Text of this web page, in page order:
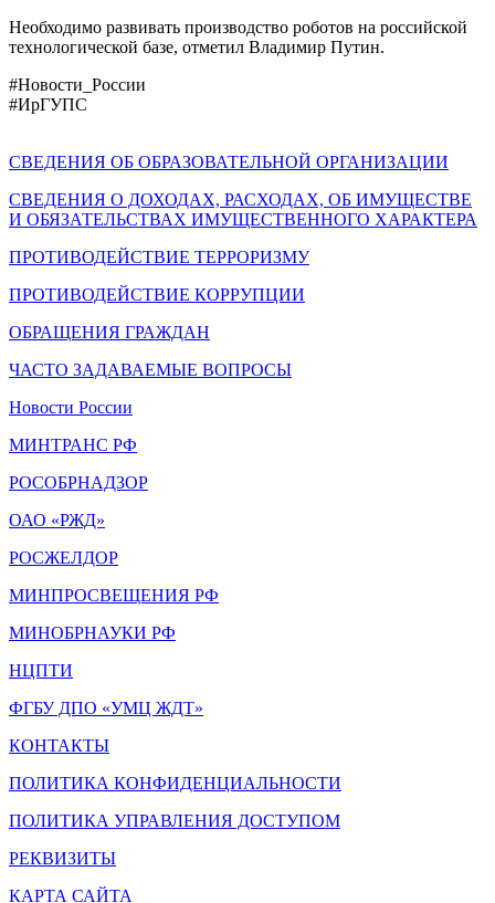
Необходимо развивать производство роботов на российской
технологической базе, отметил Владимир Путин.
#Новости_России
#ИрГУПС
СВЕДЕНИЯ ОБ ОБРАЗОВАТЕЛЬНОЙ ОРГАНИЗАЦИИ
СВЕДЕНИЯ О ДОХОДАХ, РАСХОДАХ, ОБ ИМУЩЕСТВЕ
И ОБЯЗАТЕЛЬСТВАХ ИМУЩЕСТВЕННОГО ХАРАКТЕРА
ПРОТИВОДЕЙСТВИЕ ТЕРРОРИЗМУ
ПРОТИВОДЕЙСТВИЕ КОРРУПЦИИ
ОБРАЩЕНИЯ ГРАЖДАН
ЧАСТО ЗАДАВАЕМЫЕ ВОПРОСЫ
Новости России
МИНТРАНС РФ
РОСОБРНАДЗОР
ОАО «РЖД»
РОСЖЕЛДОР
МИНПРОСВЕЩЕНИЯ РФ
МИНОБРНАУКИ РФ
НЦПТИ
ФГБУ ДПО «УМЦ ЖДТ»
КОНТАКТЫ
ПОЛИТИКА КОНФИДЕНЦИАЛЬНОСТИ
ПОЛИТИКА УПРАВЛЕНИЯ ДОСТУПОМ
РЕКВИЗИТЫ
КАРТА САЙТА